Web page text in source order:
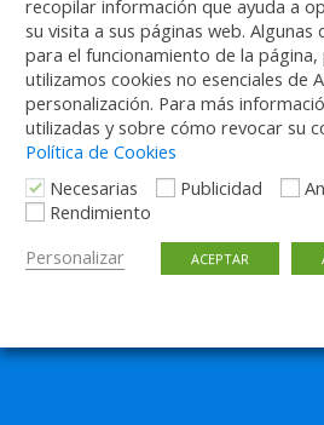
SIN RESPUESTA
Volver arriba
Móvil
recopilar información que ayuda a
su visita a sus páginas web. Algunas
para el funcionamiento de la
utilizamos cookies no esenciales de
personalización. Para más
utilizadas y sobre cómo revocar su
Política de Cookies
Necesarias
Publicidad
Rendimiento
Personalizar
ACEPTAR